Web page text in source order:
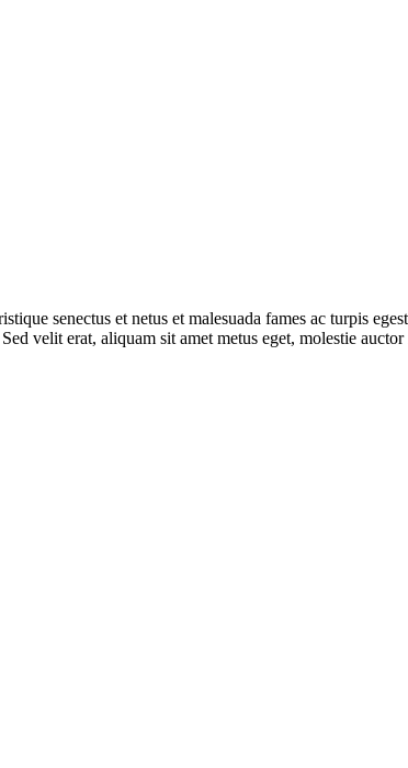
senectus et netus et malesuada fames ac turpis
velit erat, aliquam sit amet metus eget, molestie auctor